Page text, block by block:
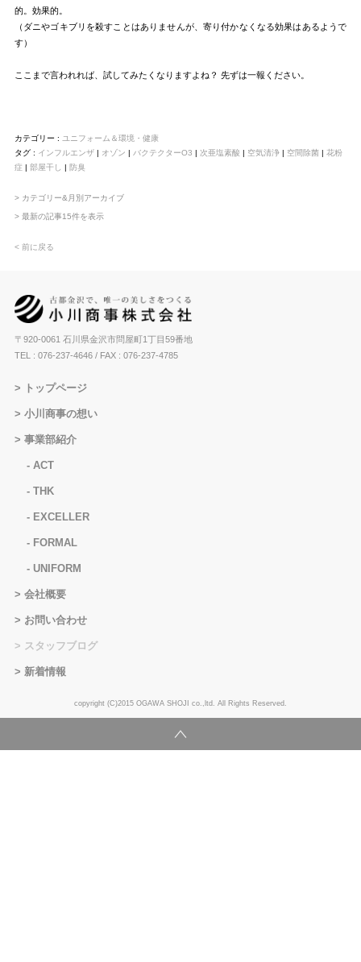
的。効果的。
（ダニやゴキブリを殺すことはありませんが、寄り付かなくなる効果はあるようで
す）
ここまで言われれば、試してみたくなりますよね？ 先ずは一報ください。
カテゴリー : ユニフォーム＆環境・健康
タグ : インフルエンザ| オゾン | バクテクターO3 | 次亜塩素酸 | 空気清浄| 空間除菌| 花粉
症 | 部屋干し | 防臭
> カテゴリー&月別アーカイブ
> 最新の記事15件を表示
< 前に戻る
〒920-0061 石川県金沢市問屋町1丁目59番地
TEL : 076-237-4646/ FAX : 076-237-4785
トップページ
小川商事の想い
事業部紹介
ACT
THK
EXCELLER
FORMAL
UNIFORM
会社概要
お問い合わせ
スタッフブログ
新着情報
copyright (C)2015 OGAWA SHOJI co.,ltd. All Rights Reserved.